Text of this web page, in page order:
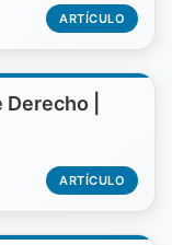
ARTÍCULO
|
ARTÍCULO